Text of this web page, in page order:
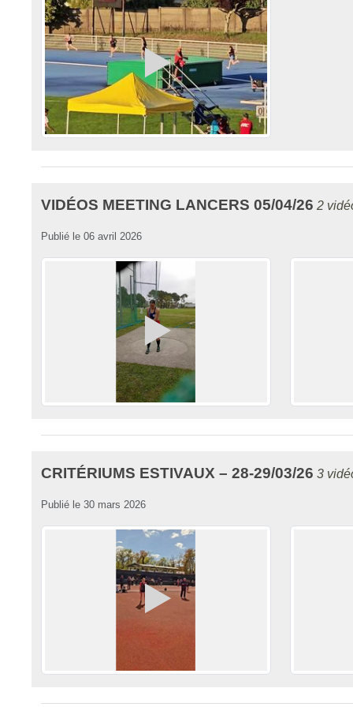
VIDÉOS MEETING LANCERS 05/04/26 2
Publié le 06 avril 2026
CRITÉRIUMS ESTIVAUX – 28-29/03/26 3
Publié le 30 mars 2026